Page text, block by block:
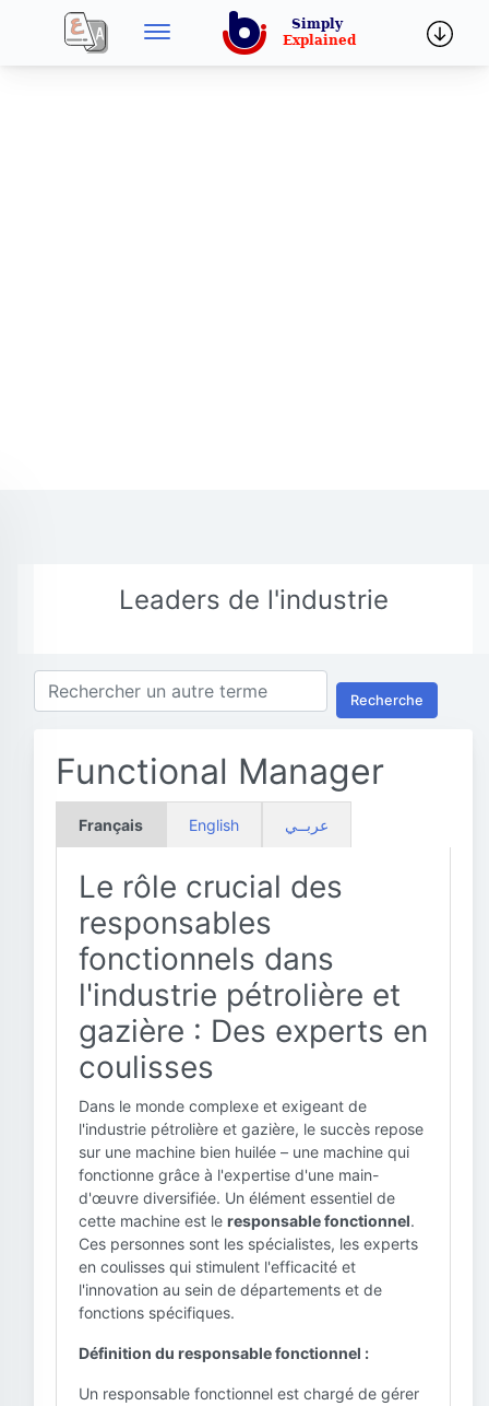
Leaders de l'industrie
Recherche
Functional Manager
Français English عربــي
Le rôle crucial des
responsables
fonctionnels dans
l'industrie pétrolière et
gazière : Des experts en
coulisses
Dans le monde complexe et exigeant de
l'industrie pétrolière et gazière, le succès repose
sur une machine bien huilée – une machine qui
fonctionne grâce à l'expertise d'une main-
d'œuvre diversifiée. Un élément essentiel de
cette machine est le responsable fonctionnel.
Ces personnes sont les spécialistes, les experts
en coulisses qui stimulent l'efficacité et
l'innovation au sein de départements et de
fonctions spécifiques.
Définition du responsable fonctionnel :
Un responsable fonctionnel est chargé de gérer